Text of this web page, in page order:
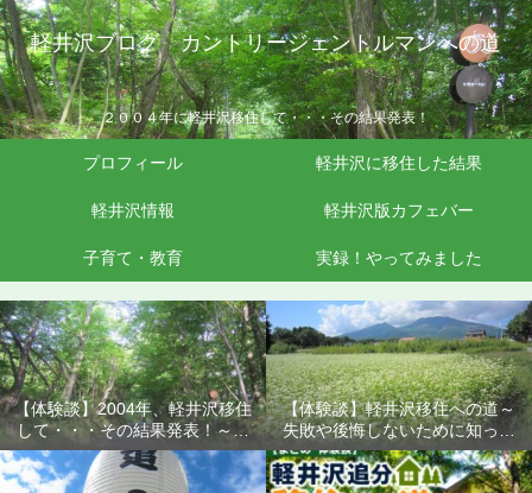
軽井沢ブログ カントリージェントルマンへの道
２００４年に軽井沢移住して・・・その結果発表！
プロフィール 軽井沢に移住した結果
軽井沢情報 軽井沢版カフェバー
子育て・教育 実録！やってみました
【体験談】2004年、軽井沢移住
して・・・その結果発表！～失
敗や後悔しないために知ってお
きたいこと
【体験談】軽井沢移住への道～
失敗や後悔しないために知って
おきたいこと